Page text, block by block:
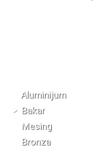
Aluminijum
Bakar
Mesing
Bronza